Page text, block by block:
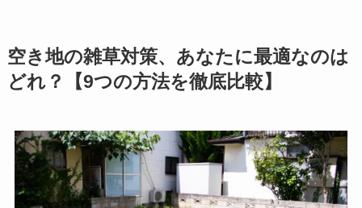
空き地の雑草対策、あなたに最適なのは
どれ？【9つの方法を徹底比較】